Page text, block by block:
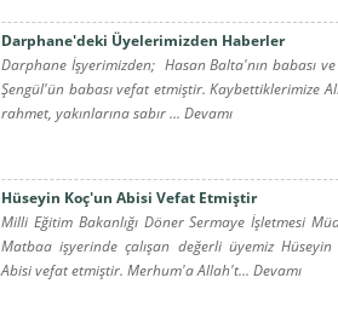
Darphane'deki Üyelerimizden Haberler
Darphane İşyerimizden; Hasan Balta'nın babası
Şengül'ün babası vefat etmiştir. Kaybettiklerimize
rahmet, yakınlarına sabır ... Devamı
Hüseyin Koç'un Abisi Vefat Etmiştir
Milli Eğitim Bakanlığı Döner Sermaye İşletmesi
Matbaa işyerinde çalışan değerli üyemiz Hüseyin
Abisi vefat etmiştir. Merhum'a Allah't... Devamı